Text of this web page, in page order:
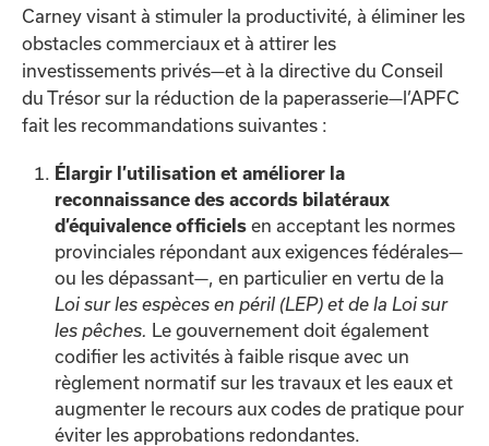
Carney visant à stimuler la productivité, à éliminer les
obstacles commerciaux et à attirer les
investissements privés—et à la directive du Conseil
du Trésor sur la réduction de la paperasserie—l’APFC
fait les recommandations suivantes :
Élargir l’utilisation et améliorer la
reconnaissance des accords bilatéraux
d’équivalence officiels en acceptant les normes
provinciales répondant aux exigences fédérales—
ou les dépassant—, en particulier en vertu de la
Loi sur les espèces en péril (LEP) et de la Loi sur
les pêches. Le gouvernement doit également
codifier les activités à faible risque avec un
règlement normatif sur les travaux et les eaux et
augmenter le recours aux codes de pratique pour
éviter les approbations redondantes.